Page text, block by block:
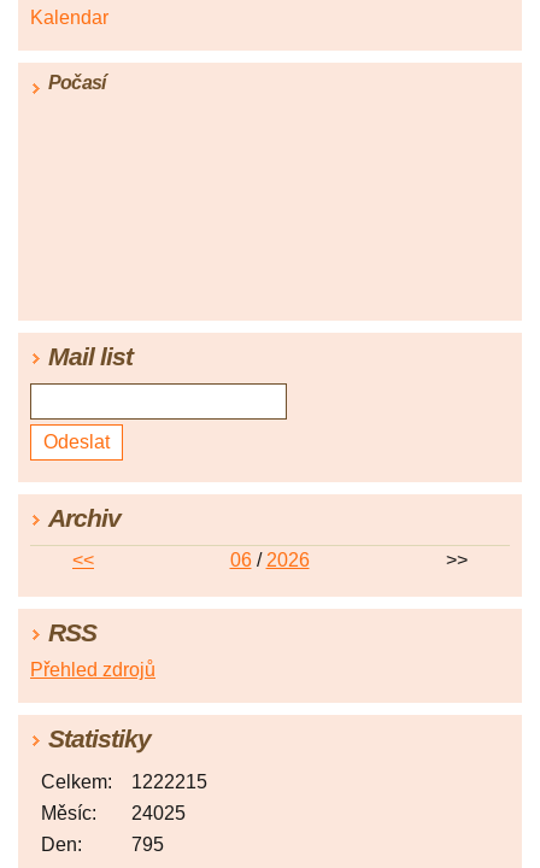
Kalendar
Počasí
Mail list
Archiv
<< 06/ 2026 >>
RSS
Přehled zdrojů
Statistiky
Celkem:
1222215
Měsíc:
24025
Den:
795